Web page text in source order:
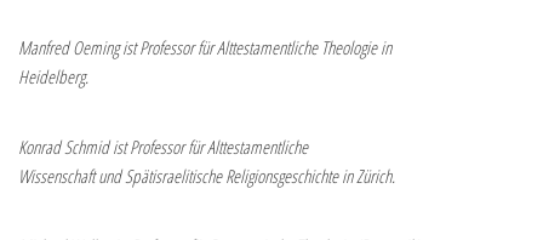
Manfred Oeming ist Professor für Alttestamentliche Theologie in
Heidelberg.
Konrad Schmid ist Professor für Alttestamentliche
Wissenschaft und Spätisraelitische Religionsgeschichte in Zürich.